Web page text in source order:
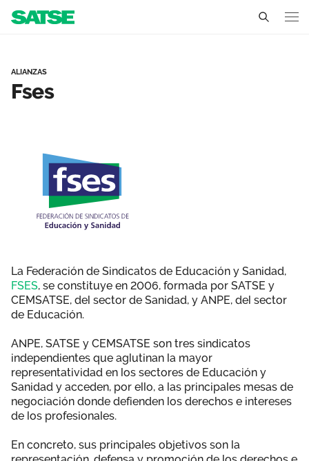
Conócenos
Delegados Sindicales
Estructura organizativa
Transparencia
Ámbitos de negociación
Secciones sindicales
Qué ofrecemos
Servicios
Actualidad
Temas
Sala de prensa
Documentos
Publicaciones
Vídeos
Contáctanos
Únete
ALIANZAS
Fses
La Federación de Sindicatos de Educación y Sanidad,
FSES, se constituye en 2006, formada por SATSE y
CEMSATSE, del sector de Sanidad, y ANPE, del sector
de Educación.
ANPE, SATSE y CEMSATSE son tres sindicatos
independientes que aglutinan la mayor
representatividad en los sectores de Educación y
Sanidad y acceden, por ello, a las principales mesas de
negociación donde defienden los derechos e intereses
de los profesionales.
En concreto, sus principales objetivos son la